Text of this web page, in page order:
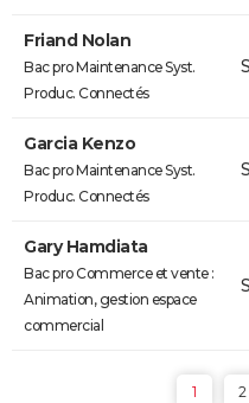
Friand Nolan
Bac pro Maintenance Syst.
Produc. Connectés
Garcia Kenzo
Bac pro Maintenance Syst.
Produc. Connectés
Gary Hamdiata
Bac pro Commerce et vente :
Animation, gestion espace
commercial
1 2